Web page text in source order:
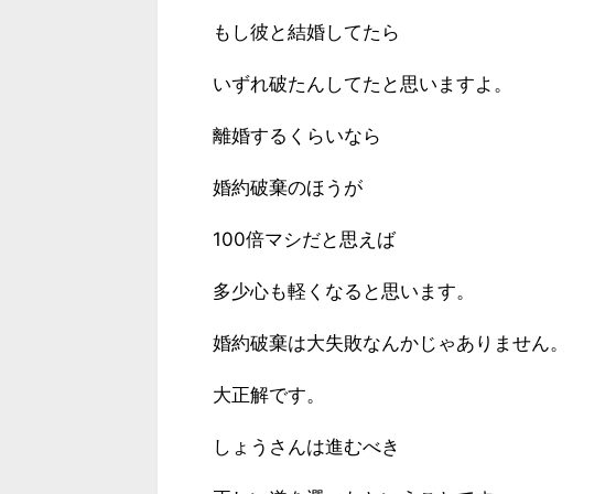
もし彼と結婚してたら
いずれ破たんしてたと思いますよ。
離婚するくらいなら
婚約破棄のほうが
100倍マシだと思えば
多少心も軽くなると思います。
婚約破棄は大失敗なんかじゃありません。
大正解です。
しょうさんは進むべき